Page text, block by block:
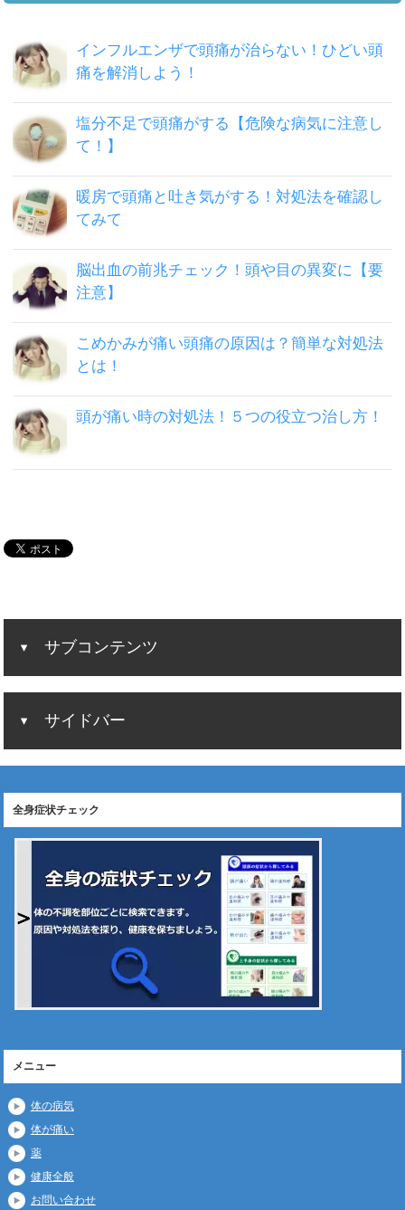
インフルエンザで頭痛が治らない！ひどい頭
痛を解消しよう！
塩分不足で頭痛がする【危険な病気に注意し
て！】
暖房で頭痛と吐き気がする！対処法を確認し
てみて
脳出血の前兆チェック！頭や目の異変に【要
注意】
こめかみが痛い頭痛の原因は？簡単な対処法
とは！
頭が痛い時の対処法！５つの役立つ治し方！
サブコンテンツ
サイドバー
全身症状チェック
メニュー
体の病気
体が痛い
薬
健康全般
お問い合わせ